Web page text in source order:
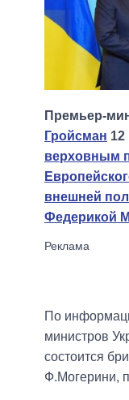
Премьер-
Гройсман 12
верховным
внешней
Федерикой
По
министров
состоится
Ф.Могерини,